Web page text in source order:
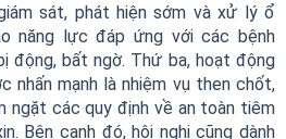
sát, phát hiện sớm và xử lý ổ
năng lực đáp ứng với các bệnh
động, bất ngờ. Thứ ba, hoạt động
nhấn mạnh là nhiệm vụ then chốt,
ngặt các quy định về an toàn tiêm
Bên cạnh đó, hội nghị cũng dành